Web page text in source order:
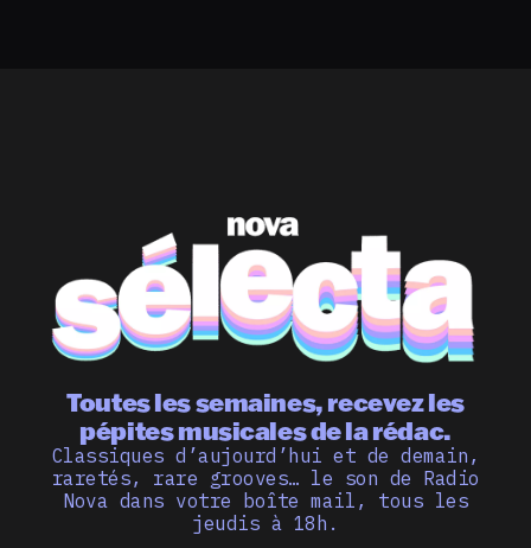
Toutes les semaines, recevez les
pépites musicales de la rédac.
Classiques d’aujourd’hui et de demain,
raretés, rare grooves… le son de Radio
Nova dans votre boîte mail, tous les
jeudis à 18h.